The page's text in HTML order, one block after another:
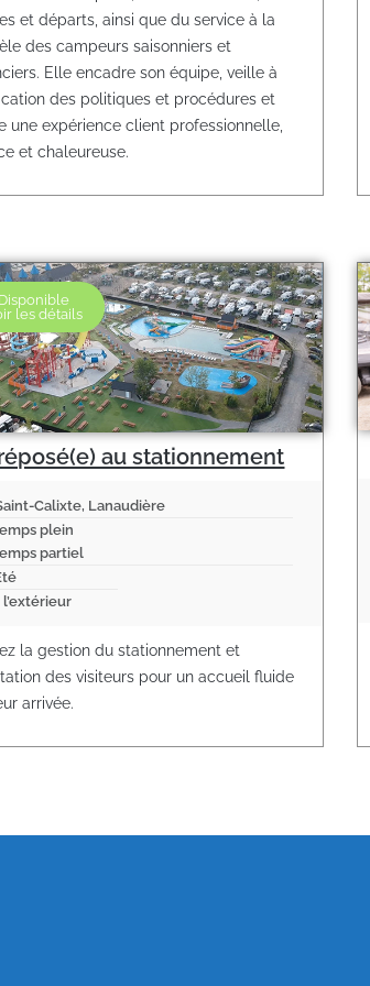
et départs, ainsi que du service à la
des campeurs saisonniers et
Elle encadre son équipe, veille à
des politiques et procédures et
une expérience client professionnelle,
et chaleureuse.
au stationnement
Calixte, Lanaudière
plein
partiel
la gestion du stationnement et
des visiteurs pour un accueil fluide
arrivée.
les détails